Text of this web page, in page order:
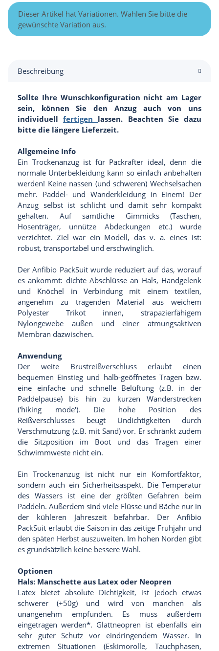
x
Dieser Artikel hat Variationen. Wählen Sie bitte die
gewünschte Variation aus.
Beschreibung
Sollte Ihre Wunschkonfiguration nicht am Lager
sein, können Sie den Anzug auch von uns
individuellfertigen lassen. Beachten Sie dazu
bitte die längere Lieferzeit.
Allgemeine Info
Ein Trockenanzug ist für Packrafter ideal, denn die
normale Unterbekleidung kann so einfach anbehalten
werden! Keine nassen (und schweren) Wechselsachen
mehr. Paddel- und Wanderkleidung in Einem! Der
Anzug selbst ist schlicht und damit sehr kompakt
gehalten. Auf sämtliche Gimmicks (Taschen,
Hosenträger, unnütze Abdeckungen etc.) wurde
verzichtet. Ziel war ein Modell, das v. a. eines ist:
robust, transportabel und erschwinglich.
Der Anfibio PackSuit wurde reduziert auf das, worauf
es ankommt: dichte Abschlüsse an Hals, Handgelenk
und Knöchel in Verbindung mit einem textilen,
angenehm zu tragenden Material aus weichem
Polyester Trikot innen, strapazierfähigem
Nylongewebe außen und einer atmungsaktiven
Membran dazwischen.
Anwendung
Der weite Brustreißverschluss erlaubt einen
bequemen Einstieg und halb-geöffnetes Tragen bzw.
eine einfache und schnelle Belüftung (z.B. in der
Paddelpause) bis hin zu kurzen Wanderstrecken
('hiking mode'). Die hohe Position des
Reißverschlusses beugt Undichtigkeiten durch
Verschmutzung (z.B. mit Sand) vor. Er schränkt zudem
die Sitzposition im Boot und das Tragen einer
Schwimmweste nicht ein.
Ein Trockenanzug ist nicht nur ein Komfortfaktor,
sondern auch ein Sicherheitsaspekt. Die Temperatur
des Wassers ist eine der größten Gefahren beim
Paddeln. Außerdem sind viele Flüsse und Bäche nur in
der kühleren Jahreszeit befahrbar. Der Anfibio
PackSuit erlaubt die Saison in das zeitige Frühjahr und
den späten Herbst auszuweiten. Im hohen Norden gibt
es grundsätzlich keine bessere Wahl.
Optionen
Hals: Manschette aus Latex oder Neopren
Latex bietet absolute Dichtigkeit, ist jedoch etwas
schwerer (+50g) und wird von manchen als
unangenehm empfunden. Es muss außerdem
eingetragen werden*. Glattneopren ist ebenfalls ein
sehr guter Schutz vor eindringendem Wasser. In
extremen Situationen (Eskimorolle, Tauchphasen,